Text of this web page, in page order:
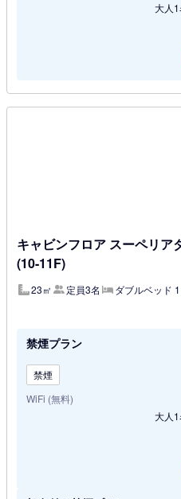
大人
キャビンフロア スーペリア
(10-11F)
23㎡ 定員3名 ダブルベッド
禁煙プラン
禁煙
WiFi (無料)
大人